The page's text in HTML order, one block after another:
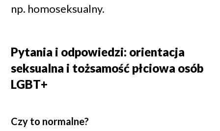
np. homoseksualny.
Pytania i odpowiedzi: orientacja
seksualna i tożsamość płciowa osób
LGBT+
Czy to normalne?